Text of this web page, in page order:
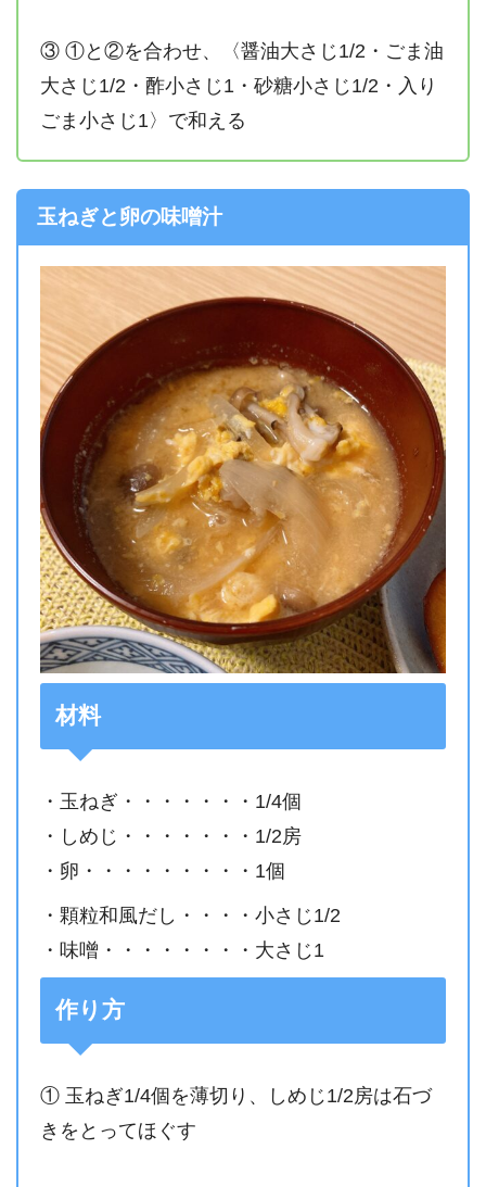
③ ①と②を合わせ、〈醤油大さじ1/2・ごま油
大さじ1/2・酢小さじ1・砂糖小さじ1/2・入り
ごま小さじ1〉で和える
玉ねぎと卵の味噌汁
材料
・玉ねぎ・・・・・・・1/4個
・しめじ・・・・・・・1/2房
・卵・・・・・・・・・1個
・顆粒和風だし・・・・小さじ1/2
・味噌・・・・・・・・大さじ1
作り方
① 玉ねぎ1/4個を薄切り、しめじ1/2房は石づ
きをとってほぐす